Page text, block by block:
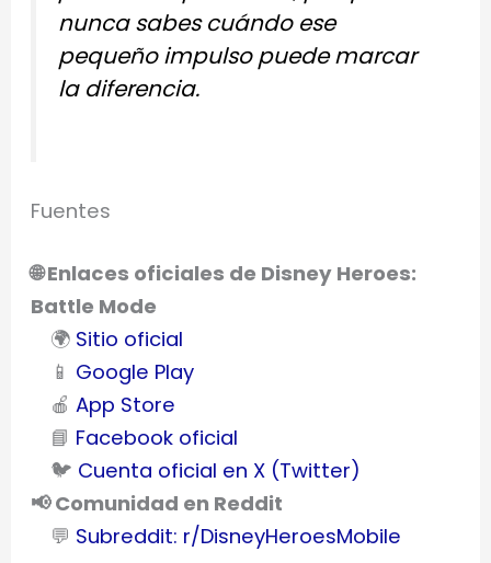
nunca sabes cuándo ese
pequeño impulso puede marcar
la diferencia.
Fuentes
🌐 Enlaces oficiales de Disney Heroes:
Battle Mode
🌍 Sitio oficial
📱 Google Play
🍎App Store
📘 Facebook oficial
🐦 Cuenta oficial en X (Twitter)
📢 Comunidad en Reddit
💬 Subreddit: r/DisneyHeroesMobile